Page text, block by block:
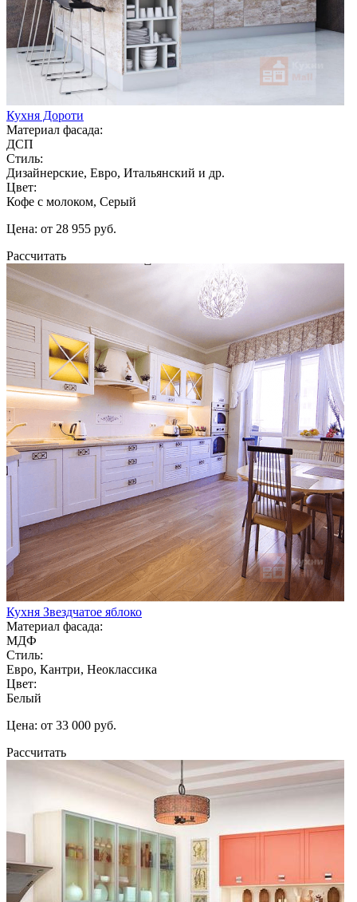
Кухня Дороти
Материал фасада:
ДСП
Стиль:
Дизайнерские, Евро, Итальянский и др.
Цвет:
Кофе с молоком, Серый
Цена: от 28 955 руб.
Рассчитать
Кухня Звездчатое яблоко
Материал фасада:
МДФ
Стиль:
Евро, Кантри, Неоклассика
Цвет:
Белый
Цена: от 33 000 руб.
Рассчитать